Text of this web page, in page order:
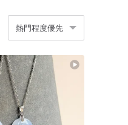
熱門程度優先